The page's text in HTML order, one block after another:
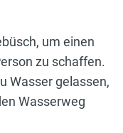
um einen
zu schaffen.
Wasser gelassen,
Wasserweg